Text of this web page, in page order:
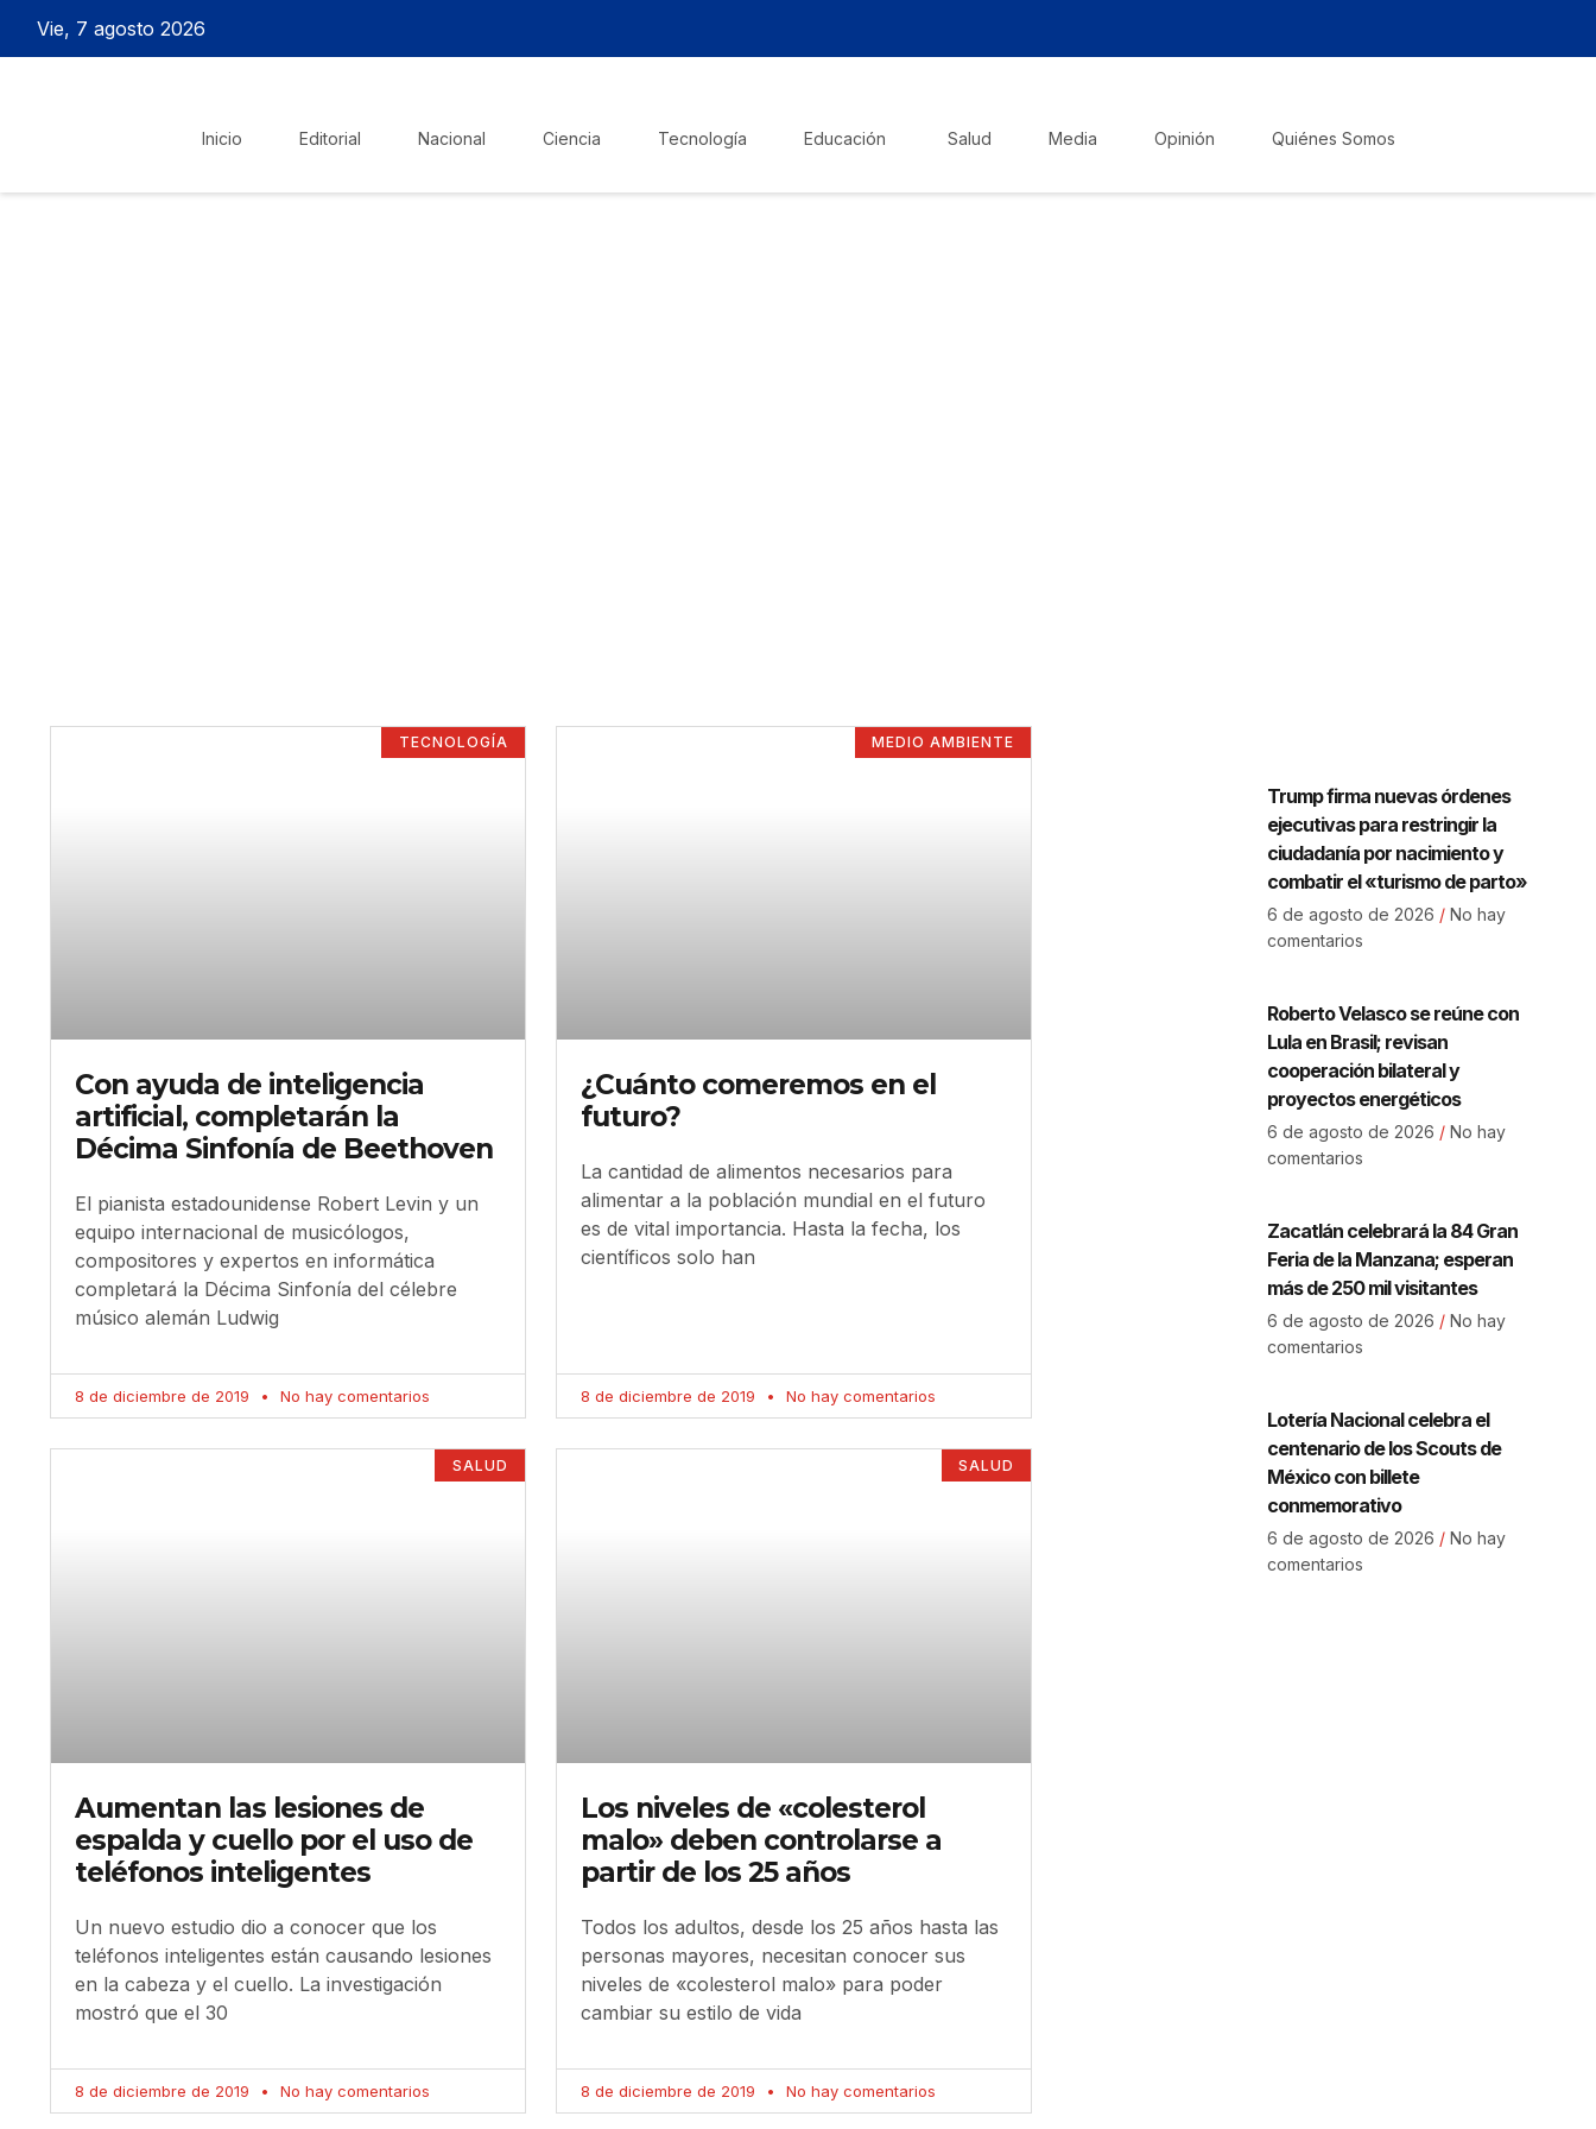
Vie, 7 agosto 2026
Inicio Editorial Nacional Ciencia Tecnología Educación Salud Media Opinión Quiénes Somos
TECNOLOGÍA
Con ayuda de inteligencia
artificial, completarán la
Décima Sinfonía de Beethoven
El pianista estadounidense Robert Levin y un
equipo internacional de musicólogos,
compositores y expertos en informática
completará la Décima Sinfonía del célebre
músico alemán Ludwig
8 de diciembre de 2019 No hay comentarios
MEDIO AMBIENTE
¿Cuánto comeremos en el
futuro?
La cantidad de alimentos necesarios para
alimentar a la población mundial en el futuro
es de vital importancia. Hasta la fecha, los
científicos solo han
8 de diciembre de 2019 No hay comentarios
SALUD
Aumentan las lesiones de
espalda y cuello por el uso de
teléfonos inteligentes
Un nuevo estudio dio a conocer que los
teléfonos inteligentes están causando lesiones
en la cabeza y el cuello. La investigación
mostró que el 30
8 de diciembre de 2019 No hay comentarios
SALUD
Los niveles de «colesterol
malo» deben controlarse a
partir de los 25 años
Todos los adultos, desde los 25 años hasta las
personas mayores, necesitan conocer sus
niveles de «colesterol malo» para poder
cambiar su estilo de vida
8 de diciembre de 2019 No hay comentarios
Trump firma nuevas órdenes
ejecutivas para restringir la
ciudadanía por nacimiento y
combatir el «turismo de parto»
6 de agosto de 2026 No hay
comentarios
Roberto Velasco se reúne con
Lula en Brasil; revisan
cooperación bilateral y
proyectos energéticos
6 de agosto de 2026 No hay
comentarios
Zacatlán celebrará la 84 Gran
Feria de la Manzana; esperan
más de 250 mil visitantes
6 de agosto de 2026 No hay
comentarios
Lotería Nacional celebra el
centenario de los Scouts de
México con billete
conmemorativo
6 de agosto de 2026 No hay
comentarios